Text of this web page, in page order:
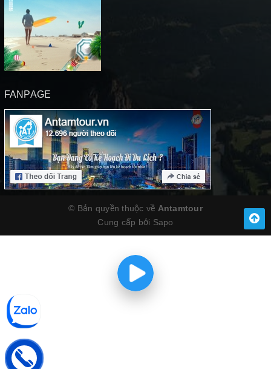
FANPAGE
© Bản quyền thuộc về Antamtour
Cung cấp bởi Sapo